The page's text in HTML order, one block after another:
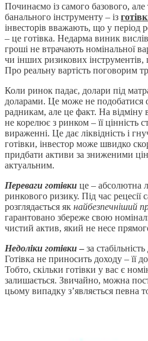
Починаємо із самого базового,
банального інструменту – із
інвесторів вважають, що у період
– це готівка. Недарма виник
гроші не втрачають номінальної
чи інших ризикових
Про реальну вартість поговорим
Коли ринок падає, долари під
доларами. Це може не подобатися
радникам, але це факт. На відміну
не корелює з ринком – її цінність
вираженні. Це дає ліквідність і
готівки, інвестор може швидко
придбати активи за зниженими
актуальним.
Переваги готівки це – абсолютна
ринкового ризику. Під час рецесії
розглядається як найбезпечніший
гарантовано збереже свою
чистий актив, який не несе
Недоліки готівки – за
Готівка не приносить доходу – її
Тобто, скільки готівки у вас є
залишається. Звичайно, можна
цьому випадку з’являється певна